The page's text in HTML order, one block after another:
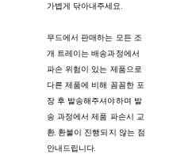
가볍게 닦아내주세요.
무드에서 판매하는 모든 조
개 트레이는 배송과정에서
파손 위험이 있는 제품으로
다른 제품에 비해 꼼꼼한 포
장 후 발송해주셔야하며 발
송 과정에서 제품 파손시 교
환, 환불이 진행되지 않는 점
안내드립니다.